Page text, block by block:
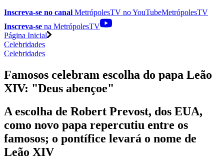
Inscreva-se no canal MetrópolesTV noYouTubeMetrópolesTV
Inscreva-se na MetrópolesTV
Página Inicial
Celebridades
Celebridades
Famosos celebram escolha do papa Leão
XIV: "Deus abençoe"
A escolha de Robert Prevost, dos EUA,
como novo papa repercutiu entre os
famosos; o pontífice levará o nome de
Leão XIV